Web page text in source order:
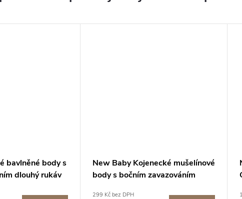
bavlněné body s
dlouhý rukáv
New Baby Kojenecké mušelínové
body s bočním zavazováním
299 Kč bez DPH